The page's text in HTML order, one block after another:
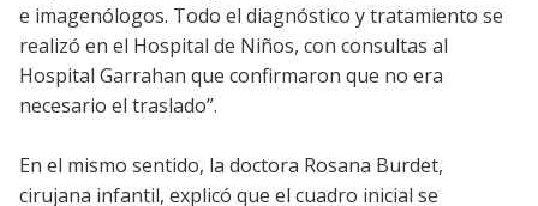
e imagenólogos. Todo el diagnóstico y tratamiento se
realizó en el Hospital de Niños, con consultas al
Hospital Garrahan que confirmaron que no era
necesario el traslado”.
En el mismo sentido, la doctora Rosana Burdet,
cirujana infantil, explicó que el cuadro inicial se